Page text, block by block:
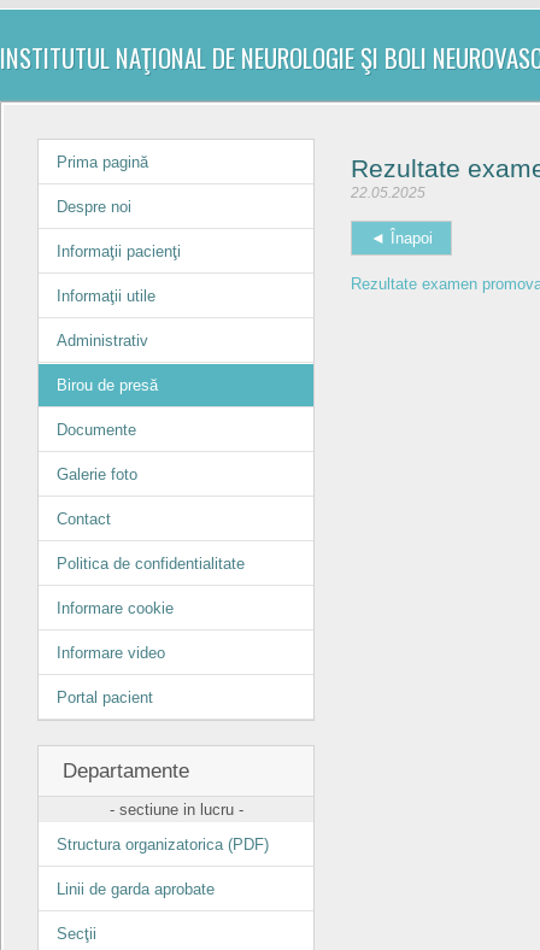
INSTITUTUL NAŢIONAL DE NEUROLOGIE ŞI BOLI
Prima pagină
Despre noi
Informaţii pacienţi
Informaţii utile
Administrativ
Birou de presă
Documente
Galerie foto
Contact
Politica de confidentialitate
Informare cookie
Informare video
Portal pacient
Departamente
- sectiune in lucru -
Structura organizatorica (PDF)
Linii de garda aprobate
Secţii
Rezultate
22.05.2025
◄ Înapoi
Rezultate examen